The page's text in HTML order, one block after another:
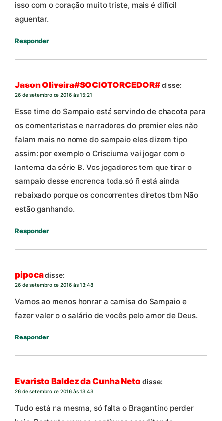
isso com o coração muito triste, mais é difícil
aguentar.
Responder
Jason Oliveira#SOCIOTORCEDOR#disse:
26 de setembro de 2016 às 15:21
Esse time do Sampaio está servindo de chacota para
os comentaristas e narradores do premier eles não
falam mais no nome do sampaio eles dizem tipo
assim: por exemplo o Crisciuma vai jogar com o
lanterna da série B. Vcs jogadores tem que tirar o
sampaio desse encrenca toda.só ñ está ainda
rebaixado porque os concorrentes diretos tbm Não
estão ganhando.
Responder
pipocadisse:
26 de setembro de 2016 às 13:48
Vamos ao menos honrar a camisa do Sampaio e
fazer valer o o salário de vocês pelo amor de Deus.
Responder
Evaristo Baldez da Cunha Neto disse:
26 de setembro de 2016 às 13:43
Tudo está na mesma, só falta o Bragantino perder